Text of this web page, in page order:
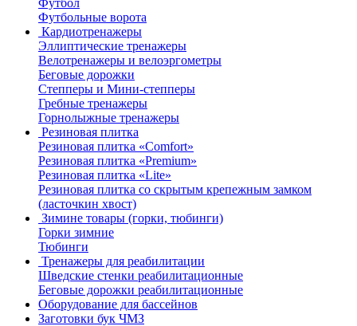
Футбол
Футбольные ворота
Кардиотренажеры
Эллиптические тренажеры
Велотренажеры и велоэргометры
Беговые дорожки
Степперы и Мини-степперы
Гребные тренажеры
Горнолыжные тренажеры
Резиновая плитка
Резиновая плитка «Comfort»
Резиновая плитка «Premium»
Резиновая плитка «Lite»
Резиновая плитка со скрытым крепежным замком
(ласточкин хвост)
Зимине товары (горки, тюбинги)
Горки зимние
Тюбинги
Тренажеры для реабилитации
Шведские стенки реабилитационные
Беговые дорожки реабилитационные
Оборудование для бассейнов
Заготовки бук ЧМЗ